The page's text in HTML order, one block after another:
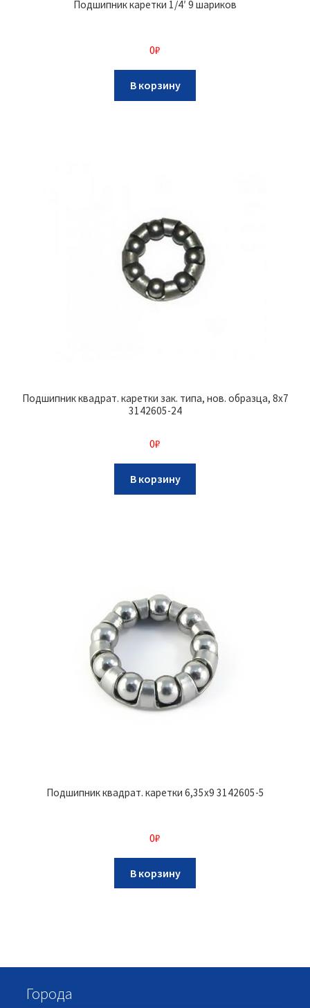
Подшипник каретки 1/4′ 9 шариков
0₽
В корзину
Подшипник квадрат. каретки зак. типа, нов. образца, 8х7
3142605-24
0₽
В корзину
Подшипник квадрат. каретки 6,35х9 3142605-5
0₽
В корзину
Города